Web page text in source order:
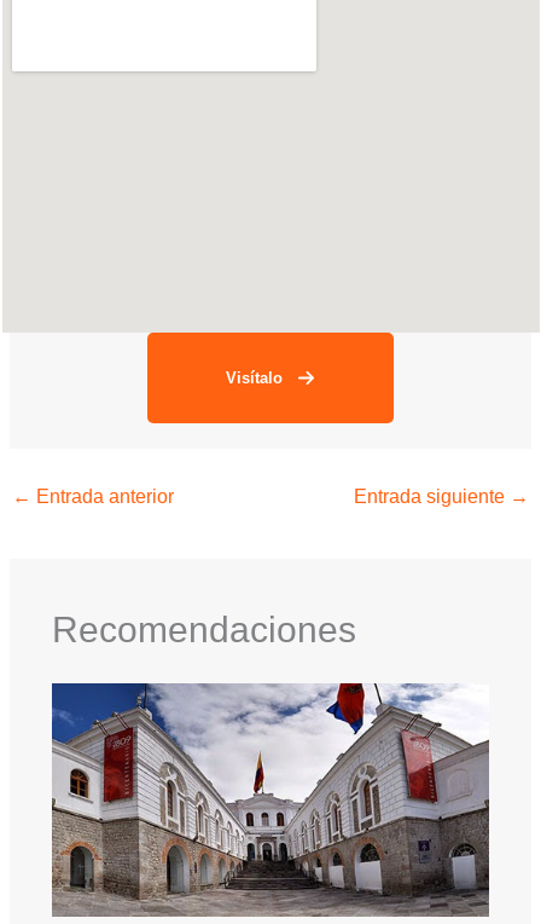
Visítalo
← Entrada anterior Entrada siguiente →
Recomendaciones